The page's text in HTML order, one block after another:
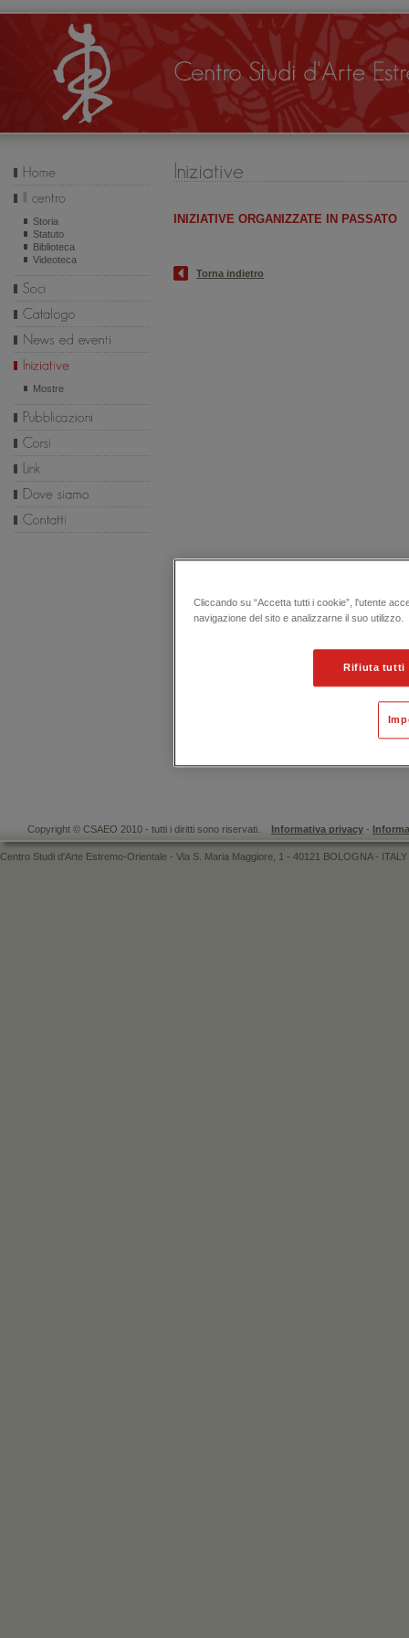
Storia
Statuto
Biblioteca
Videoteca
Mostre
INIZIATIVE ORGANIZZATE IN PASSATO
Torna indietro
Copyright © CSAEO 2010 - tutti i diritti sono riservati. Informativa privacy -
Centro Studi d'Arte Estremo-Orientale - Via S. Maria Maggiore, 1 - 40121 BOLOGNA -
Cliccando su “Accetta tutti i cookie”, l'utente
navigazione del sito e analizzarne il suo utilizzo.
Rifiuta tutti